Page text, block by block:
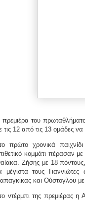
πρεμιέρα του
τις 12 από τις 13 ομάδες να
πρώτο χρονικά
κομμάτι πέρασαν
Ζήσης με 18
μέγιστα τους
και Ούστογλου
ντέρμπι της πρεμιέρας